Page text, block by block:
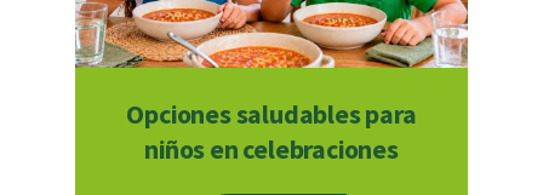
Opciones saludables para
niños en celebraciones